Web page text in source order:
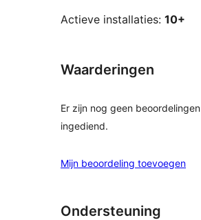
Actieve installaties: 10+
Waarderingen
Er zijn nog geen beoordelingen
ingediend.
Mijn beoordeling toevoegen
Ondersteuning